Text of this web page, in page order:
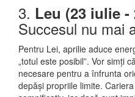
3. Leu (23 iulie -
Succesul nu mai
Pentru Lei, aprilie aduce
„totul este posibil”. Vor simți
necesare pentru a înfrunta
depăși propriile limite.